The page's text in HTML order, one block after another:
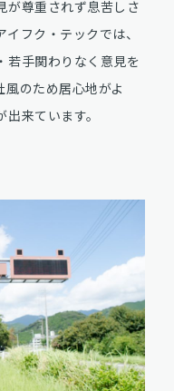
が尊重されず息苦しさ
フク・テックでは、
若手関わりなく意見を
のため居心地がよ
来ています。